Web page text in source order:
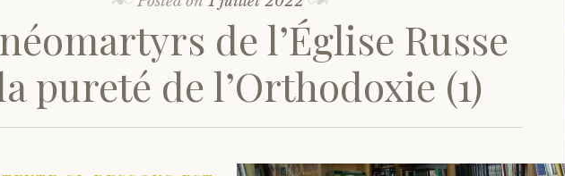
de l’Église Russe
pureté de l’Orthodoxie (1)